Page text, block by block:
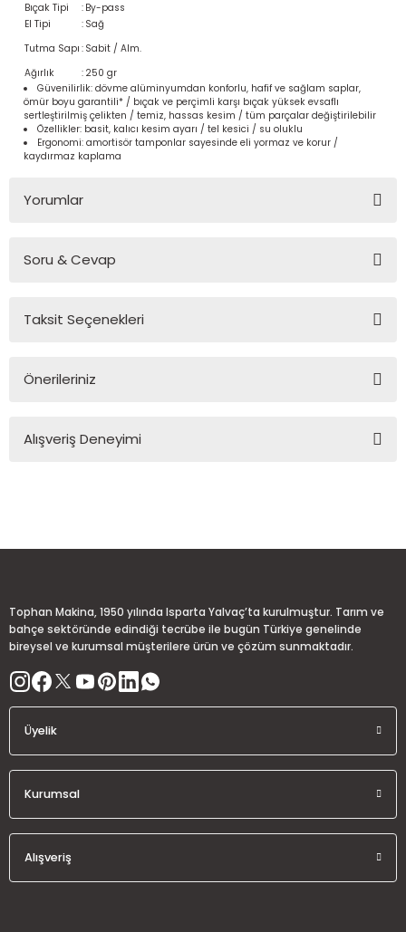
Bıçak Tipi
: By-pass
El Tipi
: Sağ
Tutma Sapı : Sabit / Alm.
Ağırlık
: 250 gr
Güvenilirlik: dövme alüminyumdan konforlu, hafif ve sağlam saplar,
ömür boyu garantili* / bıçak ve perçimli karşı bıçak yüksek evsaflı
sertleştirilmiş çelikten / temiz, hassas kesim / tüm parçalar değiştirilebilir
Özellikler: basit, kalıcı kesim ayarı / tel kesici / su oluklu
Ergonomi: amortisör tamponlar sayesinde eli yormaz ve korur /
kaydırmaz kaplama
Yorumlar
Soru & Cevap
Ürün hakkında henüz soru sorulmamış.
Taksit Seçenekleri
Önerileriniz
konularda yetersiz gördüğünüz noktaları öneri formunu
Bu ürüne benzer farklı alternatifler olmalı.
Alışveriş Deneyimi
Tophan Makina, 1950 yılında Isparta Yalvaç’ta kurulmuştur. Tarım ve
bahçe sektöründe edindiği tecrübe ile bugün Türkiye genelinde
bireysel ve kurumsal müşterilere ürün ve çözüm sunmaktadır.
Üyelik
Kurumsal
Alışveriş